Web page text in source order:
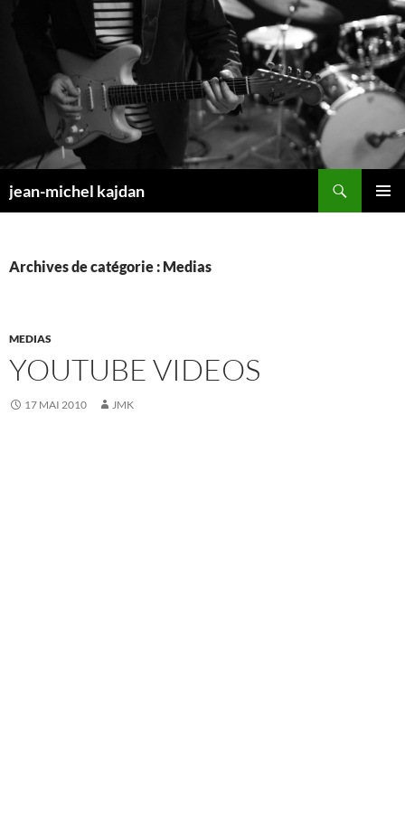
jean-michel kajdan
Archives de catégorie : Medias
MEDIAS
YOUTUBE VIDEOS
17 MAI 2010 JMK